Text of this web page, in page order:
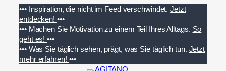
Inhalt
springen
••• Inspiration, die nicht im Feed verschwindet. Jetzt
entdecken! •••
••• Machen Sie Motivation zu einem Teil Ihres Alltags. So
geht es!•••
••• Was Sie täglich sehen, prägt, was Sie täglich tun. Jetzt
mehr erfahren! •••